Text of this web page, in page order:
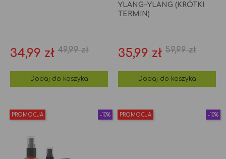
Cena
34,99 zł Cena
podstawowa
49,99 zł
Dodaj do koszyka
YLANG-YLANG (KRÓTKI
TERMIN)
Cena
35,99 zł Cena
59,99 zł
Dodaj do koszyka
PROMOCJA -10% PROMOCJA -10%